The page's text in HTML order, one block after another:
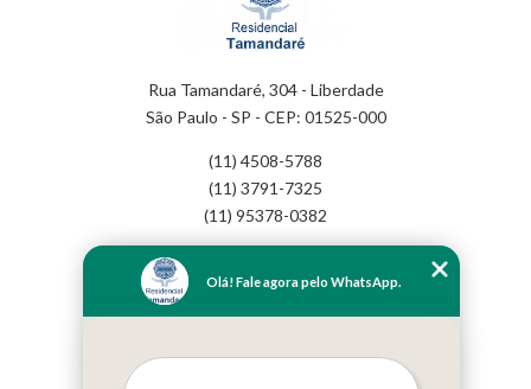
Rua Tamandaré, 304 - Liberdade
São Paulo - SP - CEP: 01525-000
(11) 4508-5788
(11) 3791-7325
(11) 95378-0382
Empresa
Missão
Olá! Fale agora pelo WhatsApp.